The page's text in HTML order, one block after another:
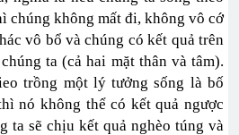
chúng không mất đi, không vô cớ
vô bổ và chúng có kết quả trên
ta (cả hai mặt thân và tâm).
trồng một lý tưởng sống là bố
nó không thể có kết quả ngược
ta sẽ chịu kết quả nghèo túng và